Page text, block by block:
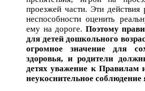
проезжей части. Эти действия
неспособности оценить
ему на дороге. Поэтому
для детей дошкольного
огромное значение для
здоровья, и родители
детях уважение к Правилам
неукоснительное